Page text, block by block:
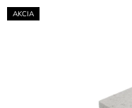
produktu
AKCIA